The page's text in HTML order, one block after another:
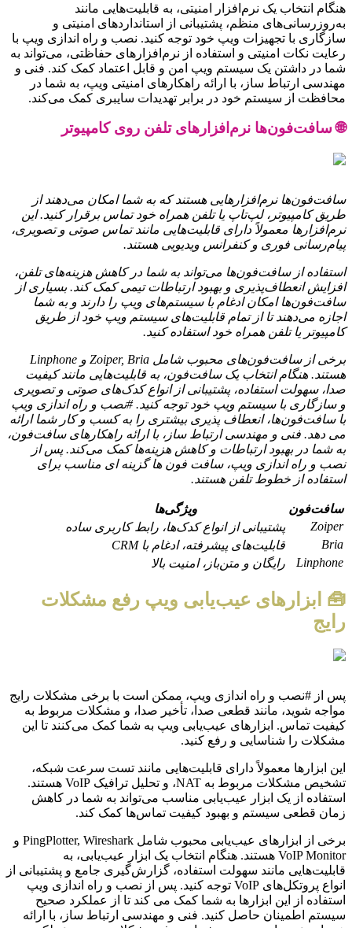
هنگام انتخاب یک نرم‌افزار امنیتی، به قابلیت‌هایی مانند
به‌روزرسانی‌های منظم، پشتیبانی از استانداردهای امنیتی و
سازگاری با تجهیزات ویپ خود توجه کنید. نصب و راه اندازی ویپ با
رعایت نکات امنیتی و استفاده از نرم‌افزارهای حفاظتی، می‌تواند به
شما در داشتن یک سیستم ویپ امن و قابل اعتماد کمک کند. فنی و
مهندسی ارتباط ساز، با ارائه راهکارهای امنیتی ویپ، به شما در
محافظت از سیستم خود در برابر تهدیدات سایبری کمک می‌کند.
🌐 سافت‌فون‌ها نرم‌افزارهای تلفن روی کامپیوتر
سافت‌فون‌ها نرم‌افزارهایی هستند که به شما امکان می‌دهند از
طریق کامپیوتر، لپ‌تاپ یا تلفن همراه خود تماس برقرار کنید. این
نرم‌افزارها معمولاً دارای قابلیت‌هایی مانند تماس صوتی و تصویری،
پیام‌رسانی فوری و کنفرانس ویدیویی هستند.
استفاده از سافت‌فون‌ها می‌تواند به شما در کاهش هزینه‌های تلفن،
افزایش انعطاف‌پذیری و بهبود ارتباطات تیمی کمک کند. بسیاری از
سافت‌فون‌ها امکان ادغام با سیستم‌های ویپ را دارند و به شما
اجازه می‌دهند تا از تمام قابلیت‌های سیستم ویپ خود از طریق
کامپیوتر یا تلفن همراه خود استفاده کنید.
برخی از سافت‌فون‌های محبوب شامل Zoiper, Bria و Linphone
هستند. هنگام انتخاب یک سافت‌فون، به قابلیت‌هایی مانند کیفیت
صدا، سهولت استفاده، پشتیبانی از انواع کدک‌های صوتی و تصویری
و سازگاری با سیستم ویپ خود توجه کنید. #نصب و راه اندازی ویپ
با سافت‌فون‌ها، انعطاف پذیری بیشتری را به کسب و کار شما ارائه
می دهد. فنی و مهندسی ارتباط ساز، با ارائه راهکارهای سافت‌فون،
به شما در بهبود ارتباطات و کاهش هزینه‌ها کمک می‌کند. پس از
نصب و راه اندازی ویپ، سافت فون ها گزینه ای مناسب برای
استفاده از خطوط تلفن هستند.
سافت‌فون
ویژگی‌ها
Zoiper
پشتیبانی از انواع کدک‌ها، رابط کاربری ساده
Bria
قابلیت‌های پیشرفته، ادغام با CRM
Linphone
رایگان و متن‌باز، امنیت بالا
🧰 ابزارهای عیب‌یابی ویپ رفع مشکلات
رایج
پس از #نصب و راه اندازی ویپ، ممکن است با برخی مشکلات رایج
مواجه شوید، مانند قطعی صدا، تأخیر صدا، و مشکلات مربوط به
کیفیت تماس. ابزارهای عیب‌یابی ویپ به شما کمک می‌کنند تا این
مشکلات را شناسایی و رفع کنید.
این ابزارها معمولاً دارای قابلیت‌هایی مانند تست سرعت شبکه،
تشخیص مشکلات مربوط به NAT، و تحلیل ترافیک VoIP هستند.
استفاده از یک ابزار عیب‌یابی مناسب می‌تواند به شما در کاهش
زمان قطعی سیستم و بهبود کیفیت تماس‌ها کمک کند.
برخی از ابزارهای عیب‌یابی محبوب شامل PingPlotter, Wireshark و
VoIP Monitor هستند. هنگام انتخاب یک ابزار عیب‌یابی، به
قابلیت‌هایی مانند سهولت استفاده، گزارش‌گیری جامع و پشتیبانی از
انواع پروتکل‌های VoIP توجه کنید. پس از نصب و راه اندازی ویپ
استفاده از این ابزارها به شما کمک می کند تا از عملکرد صحیح
سیستم اطمینان حاصل کنید. فنی و مهندسی ارتباط ساز، با ارائه